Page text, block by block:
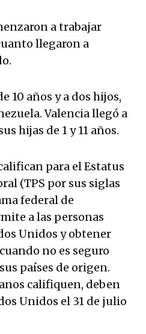
a trabajar
llegaron a
10 años y a dos hijos,
Valencia llegó a
hijas de 1 y 11 años.
para el Estatus
(TPS por sus siglas
federal de
a las personas
Unidos y obtener
no es seguro
países de origen.
califiquen, deben
Unidos el 31 de julio